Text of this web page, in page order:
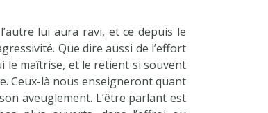
lui aura ravi, et ce depuis le
Que dire aussi de l’effort
le maîtrise, et le retient si souvent
Ceux-là nous enseigneront quant
aveuglement. L’être parlant est